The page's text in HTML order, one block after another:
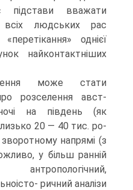
під­стави вважати
всіх людських рас
однієї
найконтактніших
може стати
розселення авст-
на південь (як
20 — 40 тис. ро­
напрямі (з
у більш ранній
ричний аналізи